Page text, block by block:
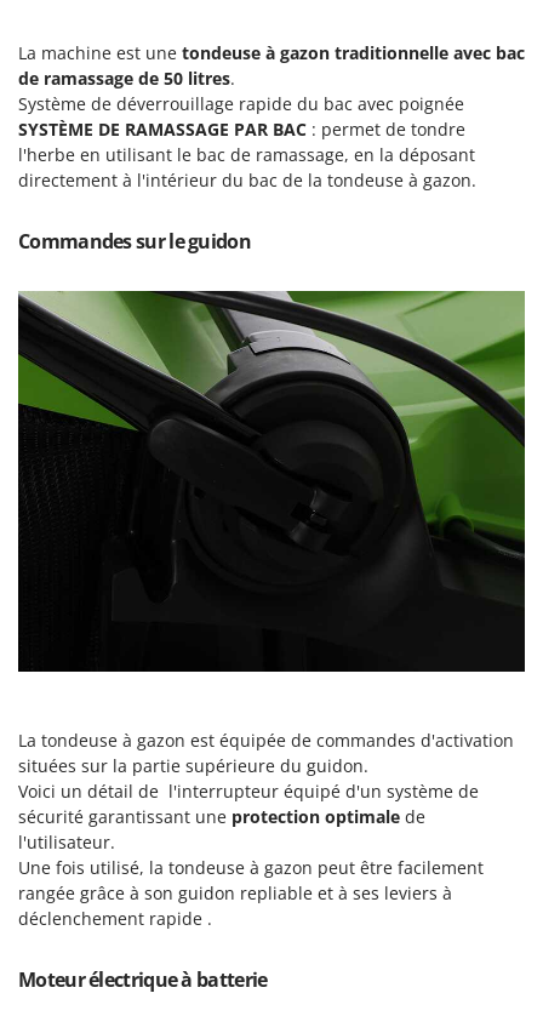
Tondeuses débroussailleuses thermiques
Trancheuses
Trancheuses de sol
Transpalettes
Treuils de débardage
V
Vêtements de Sécurité
Vibroculteurs à tracteur
Landxcape
LAR Casalinghi
Lavor
Linea VZ
Lotusgrill
M
M.A.I.BO.
Macom
Macte Ovens
Makita
MAMMAMIA
Marcato
McCulloch
Michelin
Mille
Minox
Mockmill
More than chef
MOSA
Mowox
La machine est une tondeuse à gazon traditionnelle avec bac
de ramassage de 50 litres.
Système de déverrouillage rapide du bac avec poignée
SYSTÈME DE RAMASSAGE PAR BAC : permet de tondre
l'herbe en utilisant le bac de ramassage, en la déposant
directement à l'intérieur du bac de la tondeuse à gazon.
Commandes sur le guidon
La tondeuse à gazon est équipée de commandes d'activation
situées sur la partie supérieure du guidon.
Voici un détail de l'interrupteur équipé d'un système de
sécurité garantissant une protection optimale de
l'utilisateur.
Une fois utilisé, la tondeuse à gazon peut être facilement
rangée grâce à son guidon repliable et à ses leviers à
déclenchement rapide .
Moteur électrique à batterie